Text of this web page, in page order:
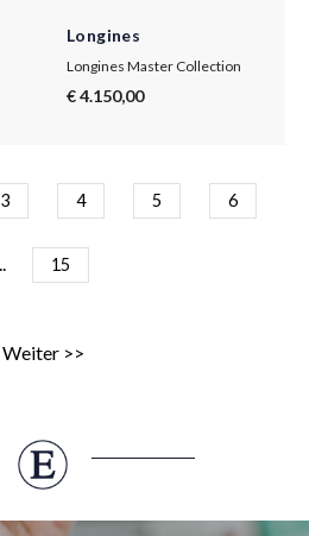
Longines
Longines Master Collection
€ 4.150,00
3 4 5 6
15
Weiter >>